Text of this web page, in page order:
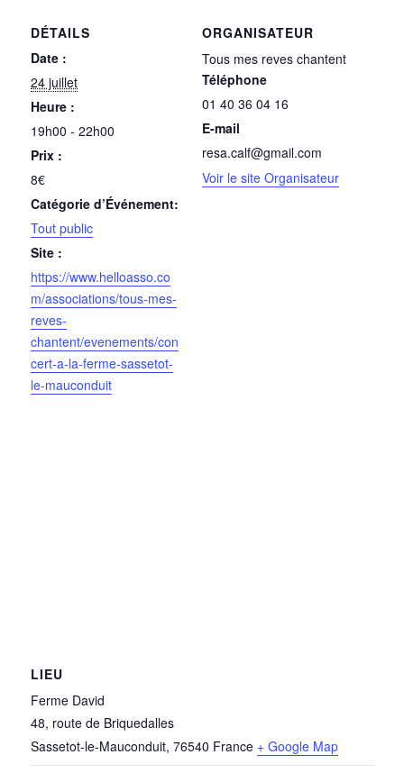
DÉTAILS
Date :
24 juillet
Heure :
19h00 - 22h00
Prix :
8€
Catégorie d’Événement:
Tout public
Site :
https://www.helloasso.co
m/associations/tous-mes-
reves-
chantent/evenements/con
cert-a-la-ferme-sassetot-
le-mauconduit
ORGANISATEUR
Tous mes reves chantent
Téléphone
01 40 36 04 16
E-mail
resa.calf@gmail.com
Voir le site Organisateur
LIEU
Ferme David
48, route de Briquedalles
Sassetot-le-Mauconduit, 76540 France + Google Map